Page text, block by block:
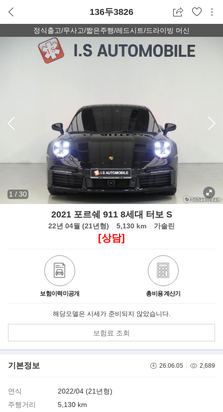
136두3826
정식출고/무사고/짧은주행/레드시트/드라이빙 머신
1 / 30
2021 포르쉐 911 8세대 터보 S
22년 04월 (21년형) 5,130 km 가솔린
[상담]
보험이력미공개 총비용 계산기
해당모델은 시세가 준비되지 않았습니다.
보험료 조회
기본정보 26.06.05 2,689
연식
2022/04 (21년형)
주행거리
5,130 km